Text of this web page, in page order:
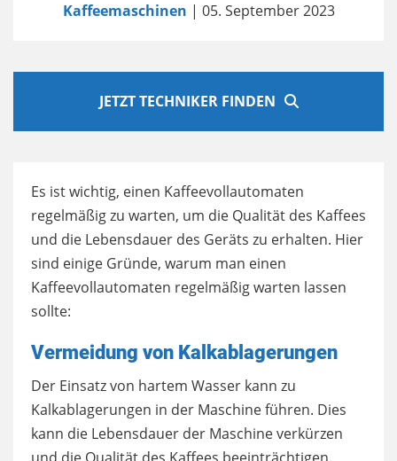
Kaffeemaschinen | 05. September 2023
JETZT TECHNIKER FINDEN
Es ist wichtig, einen Kaffeevollautomaten
regelmäßig zu warten, um die Qualität des Kaffees
und die Lebensdauer des Geräts zu erhalten. Hier
sind einige Gründe, warum man einen
Kaffeevollautomaten regelmäßig warten lassen
sollte:
Vermeidung von Kalkablagerungen
Der Einsatz von hartem Wasser kann zu
Kalkablagerungen in der Maschine führen. Dies
kann die Lebensdauer der Maschine verkürzen